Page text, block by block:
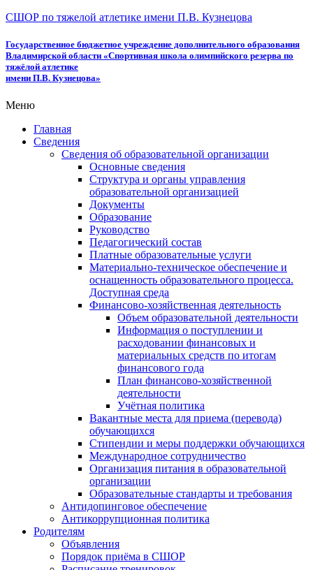
СШОР по тяжелой атлетике имени П.В. Кузнецова
Государственное бюджетное учреждение дополнительного образования
Владимирской области «Спортивная школа олимпийского резерва по
тяжёлой атлетике
имени П.В. Кузнецова»
Меню
Главная
Сведения
Сведения об образовательной организации
Основные сведения
Структура и органы управления
образовательной организацией
Документы
Образование
Руководство
Педагогический состав
Платные образовательные услуги
Материально-техническое обеспечение и
оснащенность образовательного процесса.
Доступная среда
Финансово-хозяйственная деятельность
Объем образовательной деятельности
Информация о поступлении и
расходовании финансовых и
материальных средств по итогам
финансового года
План финансово-хозяйственной
деятельности
Учётная политика
Вакантные места для приема (перевода)
обучающихся
Стипендии и меры поддержки обучающихся
Международное сотрудничество
Организация питания в образовательной
организации
Образовательные стандарты и требования
Антидопинговое обеспечение
Антикоррупционная политика
Родителям
Объявления
Порядок приёма в СШОР